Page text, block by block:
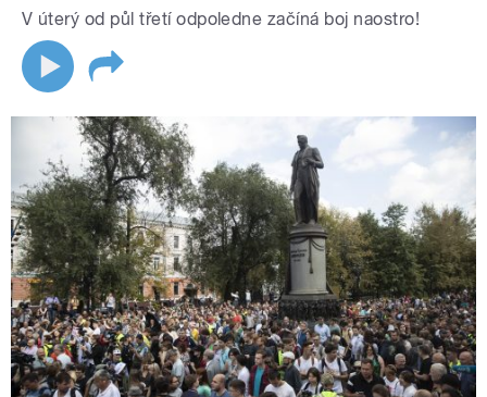
V úterý od půl třetí odpoledne začíná boj naostro!